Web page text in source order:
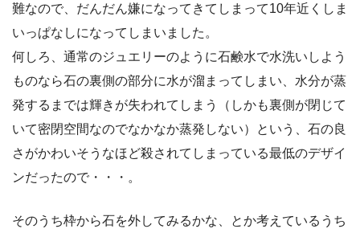
難なので、だんだん嫌になってきてしまって10年近くしま
いっぱなしになってしまいました。
何しろ、通常のジュエリーのように石鹸水で水洗いしよう
ものなら石の裏側の部分に水が溜まってしまい、水分が蒸
発するまでは輝きが失われてしまう（しかも裏側が閉じて
いて密閉空間なのでなかなか蒸発しない）という、石の良
さがかわいそうなほど殺されてしまっている最低のデザイ
ンだったので・・・。
そのうち枠から石を外してみるかな、とか考えているうち